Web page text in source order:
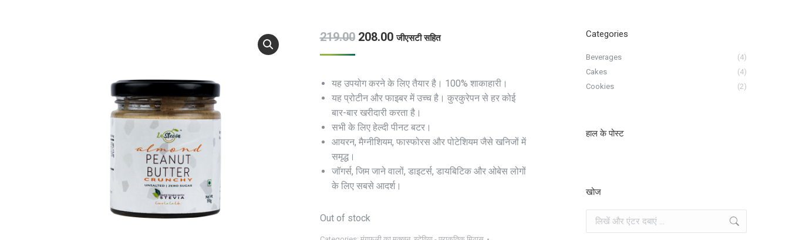
219.00 208.00 जीएसटी सहित
यह उपयोग करने के लिए तैयार है। 100% शाकाहारी।
यह प्रोटीन और फाइबर में उच्च है। कुरकुरेपन से हर कोई
बार-बार खरीदारी करता है।
सभी के लिए हेल्दी पीनट बटर।
आयरन, मैग्नीशियम, फास्फोरस और पोटेशियम जैसे खनिजों में
समृद्ध।
जॉगर्स, जिम जाने वालों, डाइटर्स, डायबिटिक और ओबेस लोगों
के लिए सबसे आदर्श।
Out of stock
Categories
Beverages
(4)
Cakes
(4)
Cookies
(2)
हाल के पोस्ट
खोज
खोज